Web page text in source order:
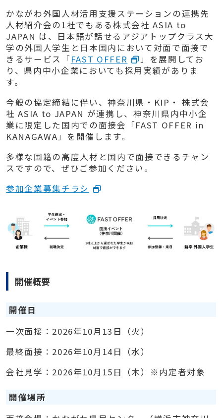
かながわ外国人材活用支援ステーションの連携先
人材紹介会の1社でもある株式会社 ASIA to
JAPAN は、日本語が話せるアジアトップクラス大
学の外国人学生と日本国内において対面で面接で
きるサービス「 FAST OFFER
」を展開してお
り、県内中小企業においても採用実績がありま
す。
今般の協定締結に伴い、神奈川県・KIP・ 株式会
社 ASIA to JAPAN が連携し、神奈川県内中小企
業に限定した国内での面接会「FAST OFFER in
KANAGAWA」を開催します。
多様な国籍の高度人材と国内で面接できるチャン
スですので、ぜひご参加ください。
参加企業募集チラシ
開催概要
開催日
一次面接：2026年10月13日（火）
最終面接：2026年10月14日（水）
会社見学：2026年10月15日（木）※内定者対象
開催場所